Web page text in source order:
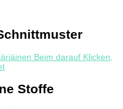
Stoffe